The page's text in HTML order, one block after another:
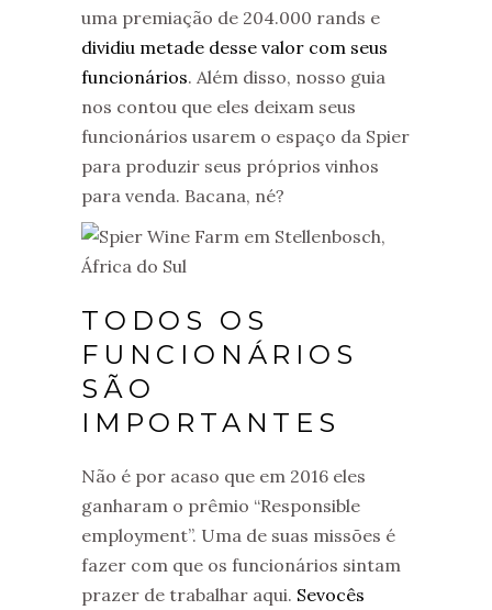
uma premiação de 204.000 rands e
dividiu metade desse valor com seus
funcionários. Além disso, nosso guia
nos contou que eles deixam seus
funcionários usarem o espaço da Spier
para produzir seus próprios vinhos
para venda. Bacana, né?
TODOS OS
FUNCIONÁRIOS
SÃO
IMPORTANTES
Não é por acaso que em 2016 eles
ganharam o prêmio “Responsible
employment”. Uma de suas missões é
fazer com que os funcionários sintam
prazer de trabalhar aqui. Sevocês